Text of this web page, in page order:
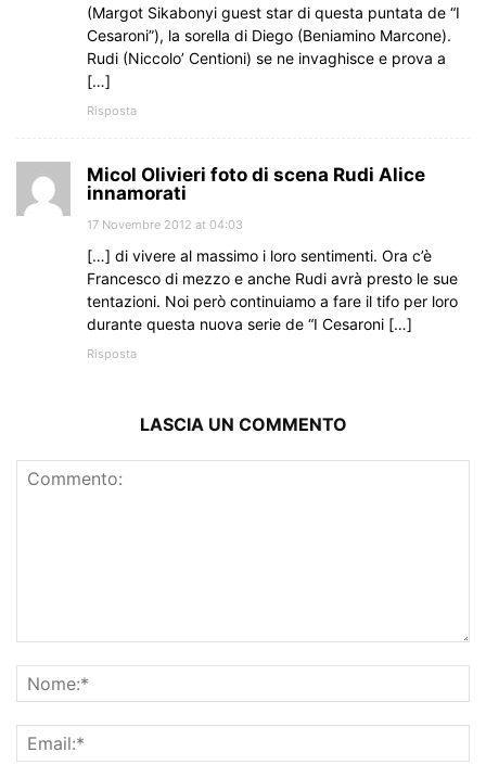
(Margot Sikabonyi guest star di questa puntata de “I
Cesaroni”), la sorella di Diego (Beniamino Marcone).
Rudi (Niccolo’ Centioni) se ne invaghisce e prova a
[…]
Risposta
Micol Olivieri foto di scena Rudi Alice
innamorati
17 Novembre 2012 at 04:03
[…] di vivere al massimo i loro sentimenti. Ora c’è
Francesco di mezzo e anche Rudi avrà presto le sue
tentazioni. Noi però continuiamo a fare il tifo per loro
durante questa nuova serie de “I Cesaroni […]
Risposta
LASCIA UN COMMENTO